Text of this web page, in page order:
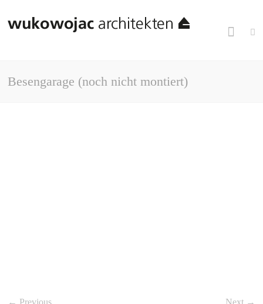
Besengarage (noch nicht montiert)
← Previous Next →